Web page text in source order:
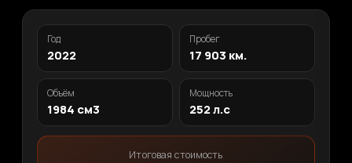
1/ 12
Год
2022
Пробег
17 903 км.
Объём
1984 см3
Мощность
252 л.с
Итоговая стоимость